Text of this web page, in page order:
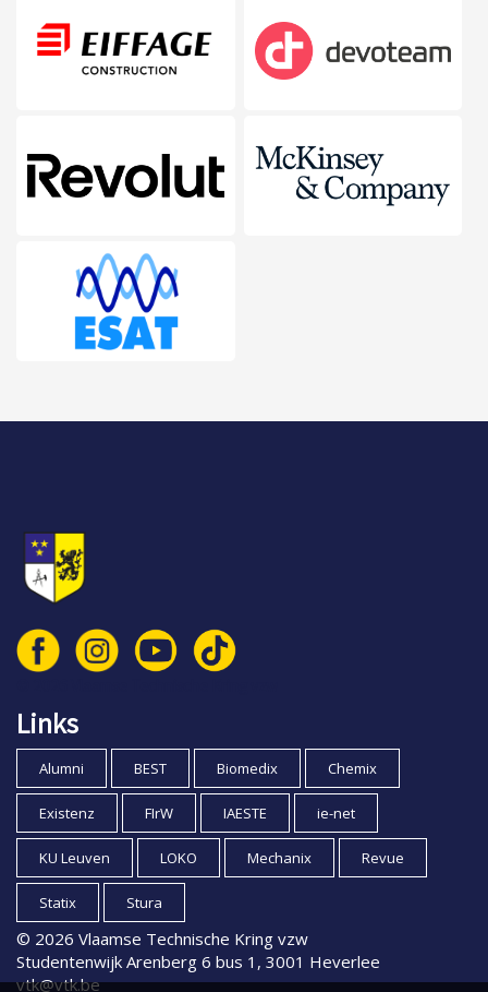
Links
Alumni BEST Biomedix Chemix
Existenz FIrW IAESTE ie-net
KU Leuven LOKO Mechanix Revue
Statix Stura
© 2026 Vlaamse Technische Kring vzw
Studentenwijk Arenberg 6 bus 1, 3001 Heverlee
vtk@vtk.be